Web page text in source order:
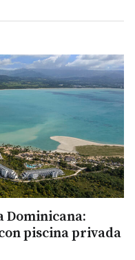
Dominicana:
piscina privada